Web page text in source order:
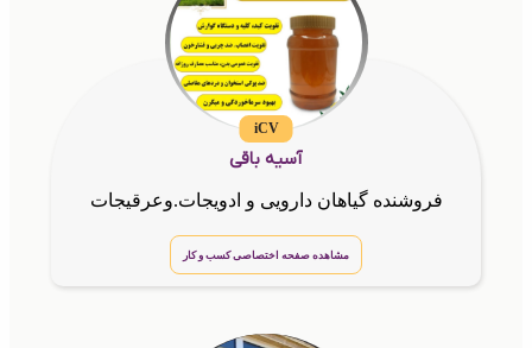
iCV
آسیه باقی
فروشنده گیاهان دارویی و ادویجات.وعرقیجات
مشاهده صفحه اختصاصی کسب و کار